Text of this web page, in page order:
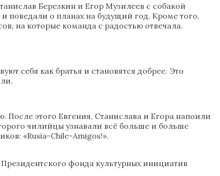
Березкин и Егор Музилеев с собакой
поведали о планах на будущий год. Кроме того,
на которые команда с радостью отвечала.
себя как братья и становятся добрее. Это
этого Евгения, Станислава и Егора напоили
чилийцы узнавали всё больше и больше
«Rusia-Chile-Amigos!».
фонда культурных инициатив